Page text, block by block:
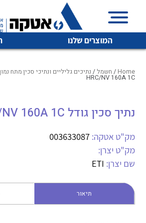
המוצרים שלנו
איכות | שרות |
והפצה של מוצרי
מיתוג, בקרה , ואינסטלציה חשמלית ופעילה ב7
חשמל
בקרה
זיווד
לכל מוצרי היצרן
לכל מוצרי היצרן
Home
/ חשמל / נתיכים גליליים ונתיכי סכין מתח
HRC/NV 160A 1C
נתיך סכין גודל ETI (3) HRC/NV 160A 1C
מק"ט אטקה: 003633087
מק"ט יצרן:
שם יצרן: ETI
תיאור